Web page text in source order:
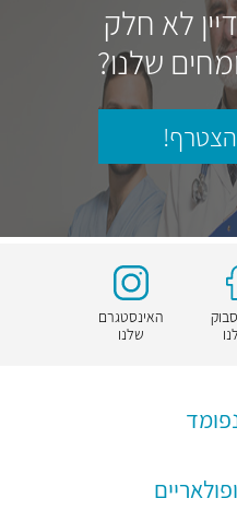
לא חלק
שלנו?
האינסטגרם
שלנו